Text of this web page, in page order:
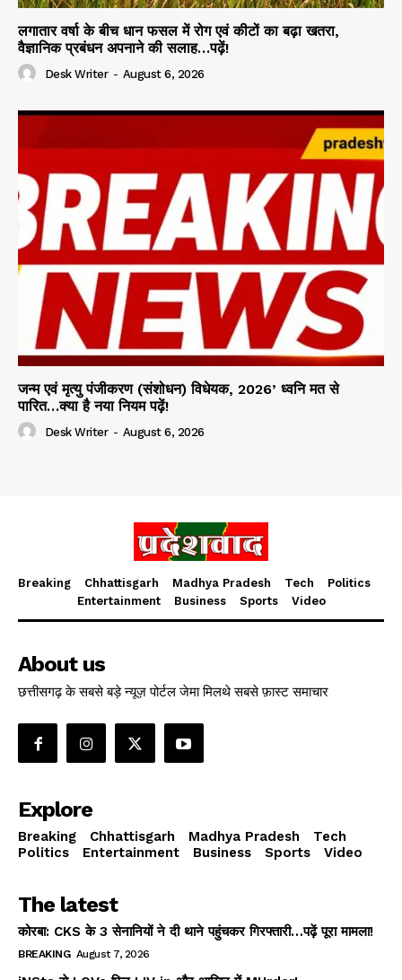
लगातार वर्षा के बीच धान फसल में रोग एवं कीटों का बढ़ा खतरा,
वैज्ञानिक प्रबंधन अपनाने की सलाह…पढ़ें!
Desk Writer - August 6, 2026
जन्म एवं मृत्यु पंजीकरण (संशोधन) विधेयक, 2026’ ध्वनि मत से
पारित…क्या है नया नियम पढ़ें!
Desk Writer - August 6, 2026
Breaking Chhattisgarh Madhya Pradesh Tech
Politics
Entertainment
Business Sports Video
About us
छत्तीसगढ़ के सबसे बड़े न्यूज़ पोर्टल जेमा मिलथे सबसे फ़ास्ट समाचार
Explore
Breaking Chhattisgarh Madhya Pradesh
Tech
Politics
Entertainment Business Sports Video
The latest
कोरबा: CKS के 3 सेनानियों ने दी थाने पहुंचकर गिरफ्तारी…पढ़ें पूरा मामला!
BREAKING August 7, 2026